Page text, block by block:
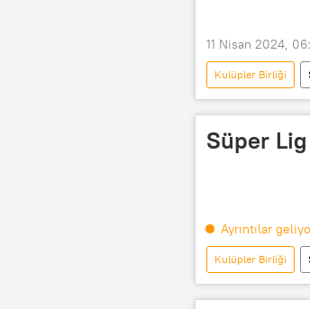
11 Nisan 2024,
Kulüpler Birliği
TFF Merkez
Süper
Ayrıntılar
Kulüpler Birliği